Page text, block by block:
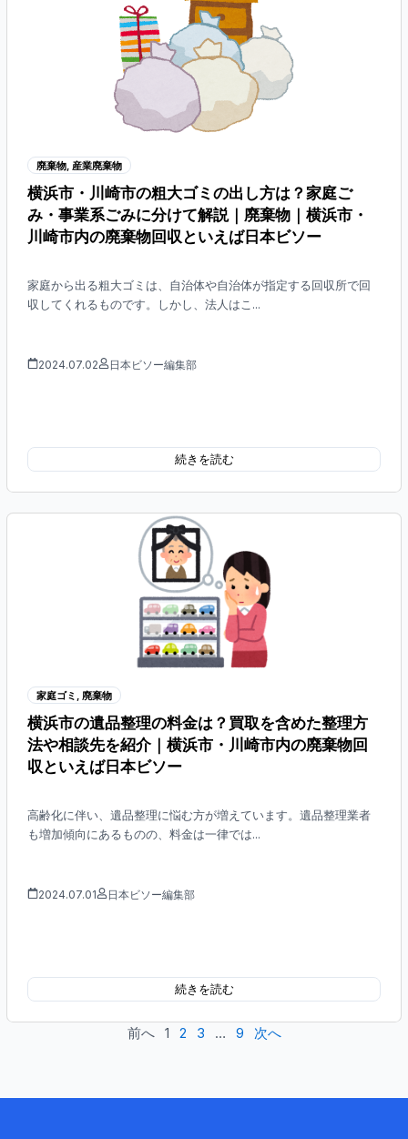
廃棄物 産業廃棄物
横浜市・川崎市の粗大ゴミの出し方は？家庭ご
み・事業系ごみに分けて解説｜廃棄物｜横浜市・
川崎市内の廃棄物回収といえば日本ビソー
家庭から出る粗大ゴミは、自治体や自治体が指定する回収所で回
収してくれるものです。しかし、法人はこ...
2024.07.02 日本ビソー編集部
続きを読む
家庭ゴミ 廃棄物
横浜市の遺品整理の料金は？買取を含めた整理方
法や相談先を紹介｜横浜市・川崎市内の廃棄物回
収といえば日本ビソー
高齢化に伴い、遺品整理に悩む方が増えています。遺品整理業者
も増加傾向にあるものの、料金は一律では...
2024.07.01 日本ビソー編集部
続きを読む
前へ 1 2 3 … 9 次へ